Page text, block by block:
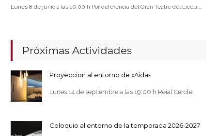
Lunes 8 de junio a las 10:00 h Por deferencia del Gran Teatre del Liceu,…
Próximas Actividades
Proyeccion al entorno de «Aida»
Lunes 14 de septiembre a las 19:00 h Reial Cercle…
Coloquio al entorno de la temporada 2026-2027